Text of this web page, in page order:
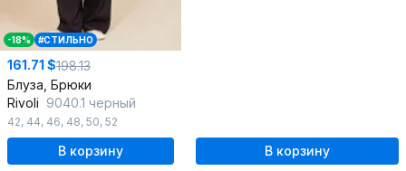
-18% #СТИЛЬНО
161.71 $198.13
Блуза, Брюки
Rivoli 9040.1 черный
42, 44, 46, 48, 50, 52
В корзину В корзину